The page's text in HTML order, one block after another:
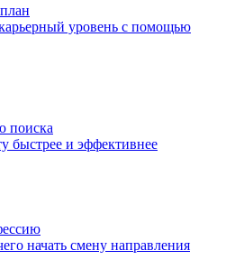
уровень с помощью
поиска
быстрее и эффективнее
начать смену направления